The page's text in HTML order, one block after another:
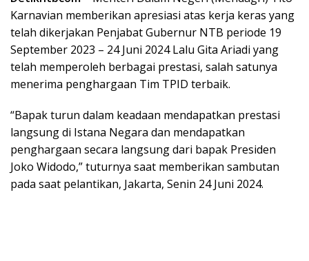
Karnavian memberikan apresiasi atas kerja keras yang
telah dikerjakan Penjabat Gubernur NTB periode 19
September 2023 – 24 Juni 2024 Lalu Gita Ariadi yang
telah memperoleh berbagai prestasi, salah satunya
menerima penghargaan Tim TPID terbaik.
“Bapak turun dalam keadaan mendapatkan prestasi
langsung di Istana Negara dan mendapatkan
penghargaan secara langsung dari bapak Presiden
Joko Widodo,” tuturnya saat memberikan sambutan
pada saat pelantikan, Jakarta, Senin 24 Juni 2024.